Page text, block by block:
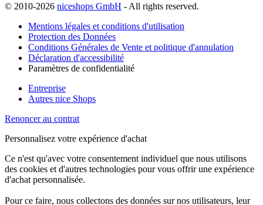
© 2010-2026 niceshops GmbH - All rights reserved.
Mentions légales et conditions d'utilisation
Protection des Données
Conditions Générales de Vente et politique d'annulation
Déclaration d'accessibilité
Paramètres de confidentialité
Entreprise
Autres nice Shops
Renoncer au contrat
Personnalisez votre expérience d'achat
Ce n'est qu'avec votre consentement individuel que nous utilisons
des cookies et d'autres technologies pour vous offrir une expérience
d'achat personnalisée.
Pour ce faire, nous collectons des données sur nos utilisateurs, leur